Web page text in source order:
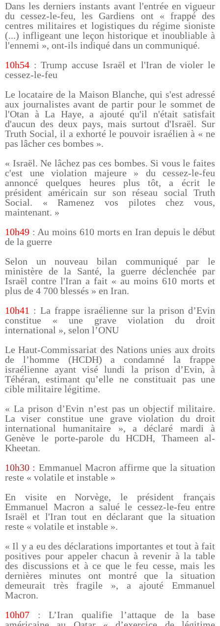
Dans les derniers instants avant l'entrée en vigueur
du cessez-le-feu, les Gardiens ont « frappé des
centres militaires et logistiques du régime sioniste
(...) infligeant une leçon historique et inoubliable à
l'ennemi », ont-ils indiqué dans un communiqué.
10h54 : Trump accuse Israël et l'Iran de violer le
cessez-le-feu
Le locataire de la Maison Blanche, qui s'est adressé
aux journalistes avant de partir pour le sommet de
l'Otan à La Haye, a ajouté qu'il n'était satisfait
d'aucun des deux pays, mais surtout d'Israël. Sur
Truth Social, il a exhorté le pouvoir israélien à « ne
pas lâcher ces bombes ».
« Israël. Ne lâchez pas ces bombes. Si vous le faites
c'est une violation majeure » du cessez-le-feu
annoncé quelques heures plus tôt, a écrit le
président américain sur son réseau social Truth
Social. « Ramenez vos pilotes chez vous,
maintenant. »
10h49 : Au moins 610 morts en Iran depuis le début
de la guerre
Selon un nouveau bilan communiqué par le
ministère de la Santé, la guerre déclenchée par
Israël contre l'Iran a fait « au moins 610 morts et
plus de 4 700 blessés » en Iran.
10h41 : La frappe israélienne sur la prison d’Evin
constitue « une grave violation du droit
international », selon l’ONU
Le Haut-Commissariat des Nations unies aux droits
de l’homme (HCDH) a condamné la frappe
israélienne ayant visé lundi la prison d’Evin, à
Téhéran, estimant qu’elle ne constituait pas une
cible militaire légitime.
« La prison d’Evin n’est pas un objectif militaire.
La viser constitue une grave violation du droit
international humanitaire », a déclaré mardi à
Genève le porte-parole du HCDH, Thameen al-
Kheetan.
10h30 : Emmanuel Macron affirme que la situation
reste « volatile et instable »
En visite en Norvège, le président français
Emmanuel Macron a salué le cessez-le-feu entre
Israël et l'Iran tout en déclarant que la situation
reste « volatile et instable ».
« Il y a eu des déclarations importantes et tout à fait
positives pour appeler chacun à revenir à la table
des discussions et à ce que le feu cesse, mais les
dernières minutes ont montré que la situation
demeurait très fragile », a ajouté Emmanuel
Macron.
10h07 : L’Iran qualifie l’attaque de la base